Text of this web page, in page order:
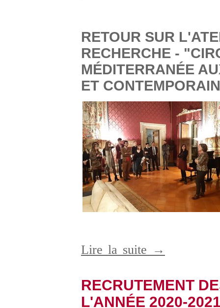
RETOUR SUR
RECHERCHE -
MÉDITERRANÉE
ET
Lire la suite →
RECRUTEMENT
L'ANNÉE 2020-